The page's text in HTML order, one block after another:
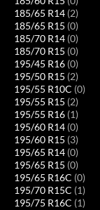
185/65 R14 (2)
185/65 R15 (0)
185/70 R14 (0)
185/70 R15 (0)
195/45 R16 (0)
195/50 R15 (2)
195/55 R10C (0)
195/55 R15 (2)
195/55 R16 (1)
195/60 R14 (0)
195/60 R15 (3)
195/65 R14 (0)
195/65 R15 (0)
195/65 R16C (0)
195/70 R15C (1)
195/75 R16C (1)